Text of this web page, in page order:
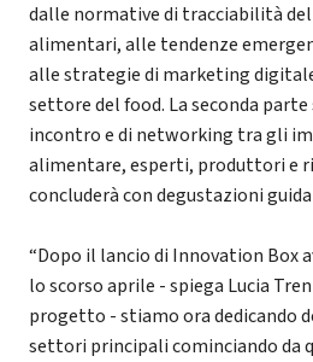
dalle normative di tracciabilità
alimentari, alle tendenze
alle strategie di marketing
settore del food. La seconda parte
incontro e di networking tra gli
alimentare, esperti, produttori e
concluderà con degustazioni
“Dopo il lancio di Innovation Box
lo scorso aprile - spiega Lucia
progetto - stiamo ora dedicando
settori principali cominciando da